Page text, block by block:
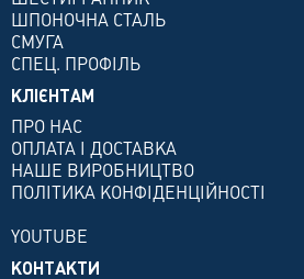
ШПОНОЧНА СТАЛЬ
СМУГА
СПЕЦ. ПРОФІЛЬ
КЛІЄНТАМ
ПРО НАС
ОПЛАТА І ДОСТАВКА
НАШЕ ВИРОБНИЦТВО
ПОЛІТИКА КОНФІДЕНЦІЙНОСТІ
YOUTUBE
КОНТАКТИ